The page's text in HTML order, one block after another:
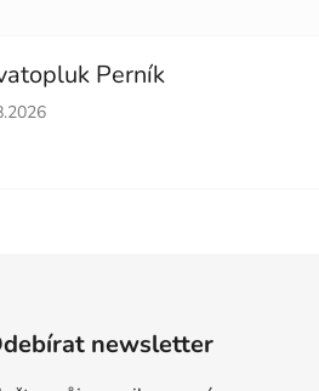
Perník
obchodu je 5 z 5 hvězdiček.
newsletter